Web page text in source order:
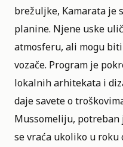
brežuljke, Kamarata je
planine. Njene uske
atmosferu, ali mogu
vozače. Program je
lokalnih arhitekata i
daje savete o
Mussomeliju, potreban
se vraća ukoliko u roku